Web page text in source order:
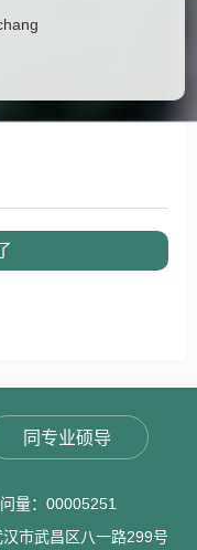
同专业硕导
量： 00005251
市武昌区八一路299号